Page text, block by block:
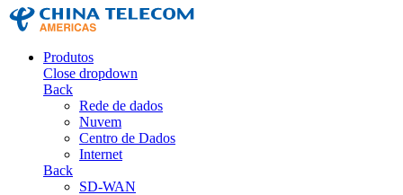
Produtos
Close dropdown
Back
Rede de dados
Nuvem
Centro de Dados
Internet
Back
SD-WAN